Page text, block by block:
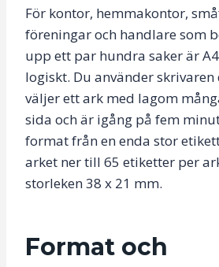
För kontor, hemmakontor,
föreningar och handlare som
upp ett par hundra saker är
logiskt. Du använder
väljer ett ark med lagom
sida och är igång på fem
format från en enda stor
arket ner till 65 etiketter per
storleken 38 x 21 mm.
Format och